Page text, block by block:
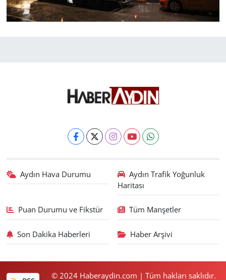
Aydın Hava Durumu
Aydın Trafik Yoğunluk
Haritası
Puan Durumu ve Fikstür Tüm Manşetler
Son Dakika Haberleri Haber Arşivi
© 2024 Haberaydin.com | Tüm hakları saklıdır.